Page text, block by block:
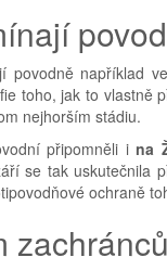
povodně například
toho, jak to vlastně
nejhorším stádiu.
připomněli i na
se tak uskutečnila
ochraně